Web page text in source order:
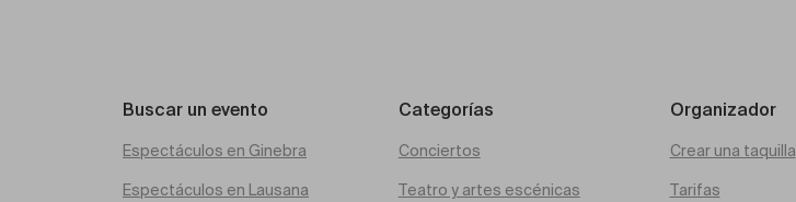
Buscar un evento
Espectáculos en Ginebra
Espectáculos en Lausana
Categorías
Conciertos
Teatro y artes escénicas
Organizador
Crear una taquilla
Tarifas